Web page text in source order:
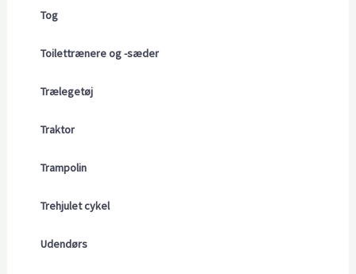
Tog
Toilettrænere og -sæder
Trælegetøj
Traktor
Trampolin
Trehjulet cykel
Udendørs